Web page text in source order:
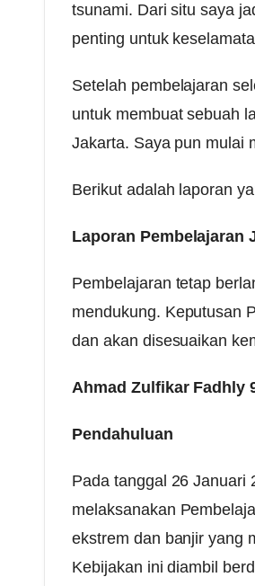
tsunami. Dari situ saya
penting untuk
Setelah pembelajaran
untuk membuat sebuah
Jakarta. Saya pun mulai
Berikut adalah laporan
Laporan Pembelajaran
Pembelajaran tetap
mendukung. Keputusan
dan akan disesuaikan
Ahmad Zulfikar Fadhly
Pendahuluan
Pada tanggal 26 Januari
melaksanakan
ekstrem dan banjir yang
Kebijakan ini diambil